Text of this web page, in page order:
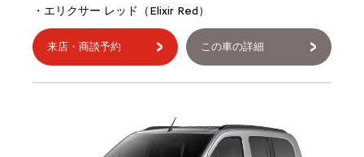
・エリクサー レッド（Elixir Red）
来店・商談予約 この車の詳細